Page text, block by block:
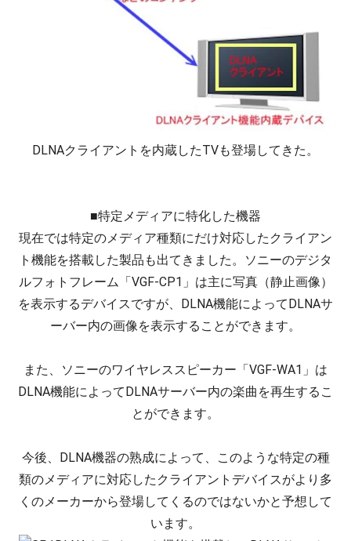
DLNAクライアントを内蔵したTVも登場してきた。
■特定メディアに特化した機器
現在では特定のメディア種類にだけ対応したクライアン
ト機能を搭載した製品も出てきました。ソニーのデジタ
ルフォトフレーム「VGF-CP1」は主に写真（静止画像）
を表示するデバイスですが、DLNA機能によってDLNAサ
ーバー内の画像を表示することができます。
また、ソニーのワイヤレススピーカー「VGF-WA1」は
DLNA機能によってDLNAサーバー内の楽曲を再生するこ
とができます。
今後、DLNA機器の熟成によって、このような特定の種
類のメディアに対応したクライアントデバイスがより多
くのメーカーから登場してくるのではないかと予想して
います。